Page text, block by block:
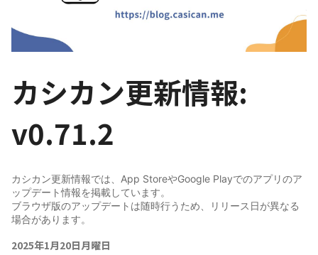
カシカン更新情報:
v0.71.2
カシカン更新情報では、App StoreやGoogle Playでのアプリのア
ップデート情報を掲載しています。
ブラウザ版のアップデートは随時行うため、リリース日が異なる
場合があります。
2025年1月20日月曜日